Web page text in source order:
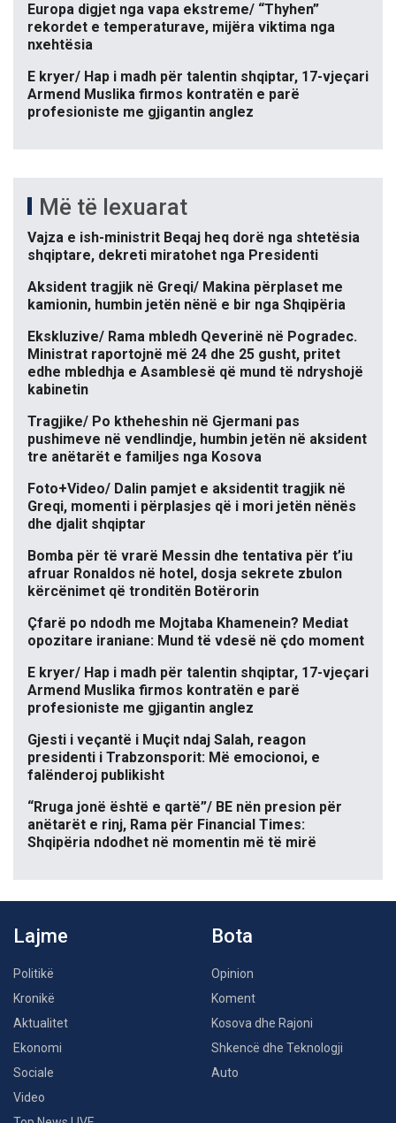
Europa digjet nga vapa ekstreme/ “Thyhen”
rekordet e temperaturave, mijëra viktima nga
nxehtësia
E kryer/ Hap i madh për talentin shqiptar, 17-vjeçari
Armend Muslika firmos kontratën e parë
profesioniste me gjigantin anglez
Më të lexuarat
Vajza e ish-ministrit Beqaj heq dorë nga shtetësia
shqiptare, dekreti miratohet nga Presidenti
Aksident tragjik në Greqi/ Makina përplaset me
kamionin, humbin jetën nënë e bir nga Shqipëria
Ekskluzive/ Rama mbledh Qeverinë në Pogradec.
Ministrat raportojnë më 24 dhe 25 gusht, pritet
edhe mbledhja e Asamblesë që mund të ndryshojë
kabinetin
Tragjike/ Po ktheheshin në Gjermani pas
pushimeve në vendlindje, humbin jetën në aksident
tre anëtarët e familjes nga Kosova
Foto+Video/ Dalin pamjet e aksidentit tragjik në
Greqi, momenti i përplasjes që i mori jetën nënës
dhe djalit shqiptar
Bomba për të vrarë Messin dhe tentativa për t’iu
afruar Ronaldos në hotel, dosja sekrete zbulon
kërcënimet që tronditën Botërorin
Çfarë po ndodh me Mojtaba Khamenein? Mediat
opozitare iraniane: Mund të vdesë në çdo moment
E kryer/ Hap i madh për talentin shqiptar, 17-vjeçari
Armend Muslika firmos kontratën e parë
profesioniste me gjigantin anglez
Gjesti i veçantë i Muçit ndaj Salah, reagon
presidenti i Trabzonsporit: Më emocionoi, e
falënderoj publikisht
“Rruga jonë është e qartë”/ BE nën presion për
anëtarët e rinj, Rama për Financial Times:
Shqipëria ndodhet në momentin më të mirë
Lajme
Politikë
Kronikë
Aktualitet
Ekonomi
Sociale
Video
Bota
Opinion
Koment
Kosova dhe Rajoni
Shkencë dhe Teknologji
Auto